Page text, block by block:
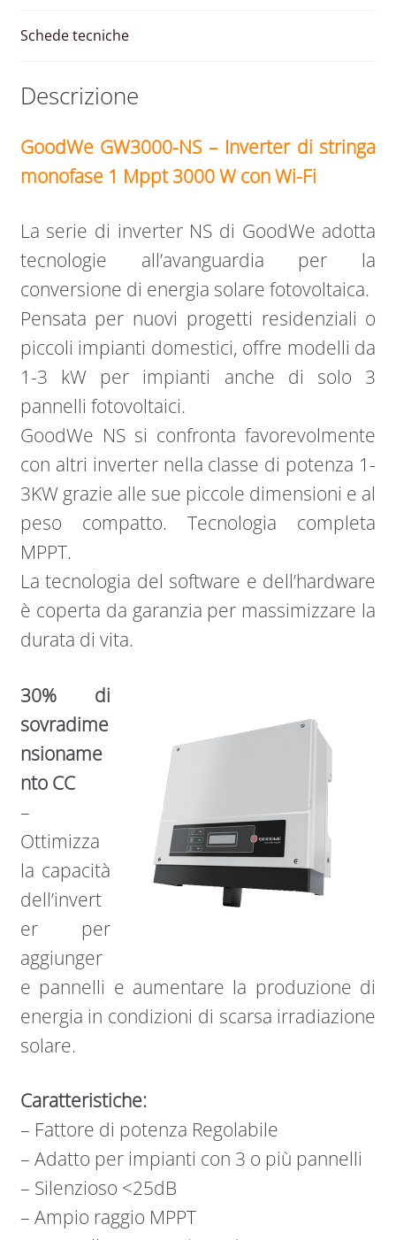
Schede tecniche
Descrizione
GoodWe GW3000-NS – Inverter di stringa
monofase 1 Mppt 3000 W con Wi-Fi
La serie di inverter NS di GoodWe adotta
tecnologie all’avanguardia per la
conversione di energia solare fotovoltaica.
Pensata per nuovi progetti residenziali o
piccoli impianti domestici, offre modelli da
1-3 kW per impianti anche di solo 3
pannelli fotovoltaici.
GoodWe NS si confronta favorevolmente
con altri inverter nella classe di potenza 1-
3KW grazie alle sue piccole dimensioni e al
peso compatto. Tecnologia completa
MPPT.
La tecnologia del software e dell’hardware
è coperta da garanzia per massimizzare la
durata di vita.
30% di
sovradime
nsioname
nto CC
–
Ottimizza
la capacità
dell’invert
er per
aggiunger
e pannelli e aumentare la produzione di
energia in condizioni di scarsa irradiazione
solare.
Caratteristiche:
– Fattore di potenza Regolabile
– Adatto per impianti con 3 o più pannelli
– Silenzioso <25dB
– Ampio raggio MPPT